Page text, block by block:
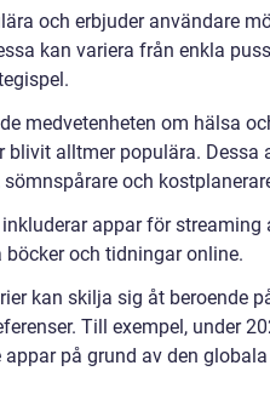
och erbjuder användare
kan variera från enkla
medvetenheten om hälsa
blivit alltmer populära. Dessa
och
appar för streaming
och tidningar online.
kan skilja sig åt beroende
Till exempel, under
på grund av den globala